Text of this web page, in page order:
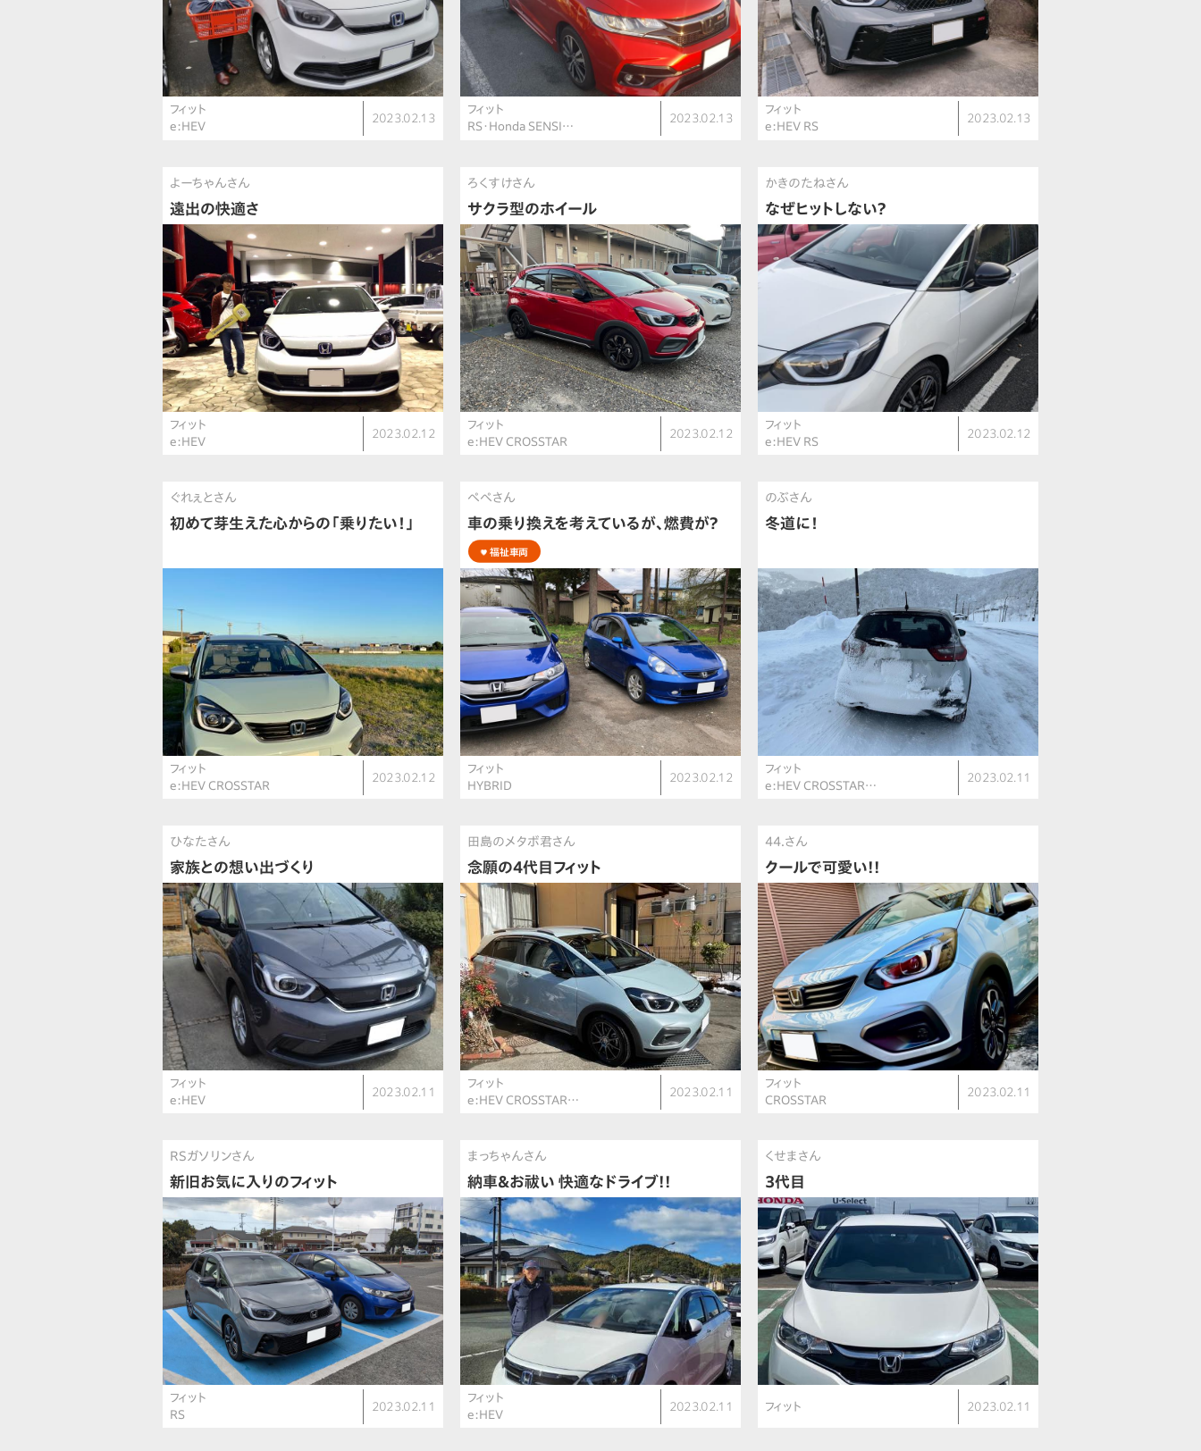
フィット
e:HEV
2023.02.13
フィット
RS・Honda SENSI…
2023.02.13
フィット
e:HEV RS
2023.02.13
よーちゃんさん
遠出の快適さ
フィット
e:HEV
2023.02.12
ろくすけさん
サクラ型のホイール
フィット
e:HEV CROSSTAR
2023.02.12
かきのたねさん
なぜヒットしない？
フィット
e:HEV RS
2023.02.12
ぐれぇとさん
初めて芽生えた心からの「乗りたい！」
フィット
e:HEV CROSSTAR
2023.02.12
ぺぺさん
車の乗り換えを考えているが、燃費が？
福祉車両
フィット
HYBRID
2023.02.12
のぶさん
冬道に！
フィット
e:HEV CROSSTAR…
2023.02.11
ひなたさん
家族との想い出づくり
フィット
e:HEV
2023.02.11
田島のメタボ君さん
念願の4代目フィット
フィット
e:HEV CROSSTAR…
2023.02.11
44.さん
クールで可愛い!!
フィット
CROSSTAR
2023.02.11
RSガソリンさん
新旧お気に入りのフィット
フィット
RS
2023.02.11
まっちゃんさん
納車＆お祓い 快適なドライブ!!
フィット
e:HEV
2023.02.11
くせまさん
3代目
フィット 2023.02.11